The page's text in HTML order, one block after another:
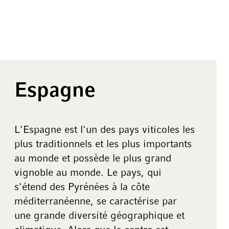
Espagne
L'Espagne est l'un des pays viticoles les
plus traditionnels et les plus importants
au monde et possède le plus grand
vignoble au monde. Le pays, qui
s'étend des Pyrénées à la côte
méditerranéenne, se caractérise par
une grande diversité géographique et